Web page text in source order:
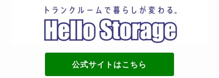
公式サイトはこちら